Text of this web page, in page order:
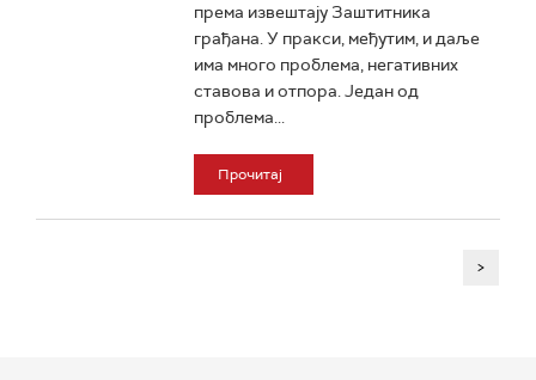
према извештају Заштитника
грађана. У пракси, међутим, и даље
има много проблема, негативних
ставова и отпора. Један од
проблема...
Прочитај
>